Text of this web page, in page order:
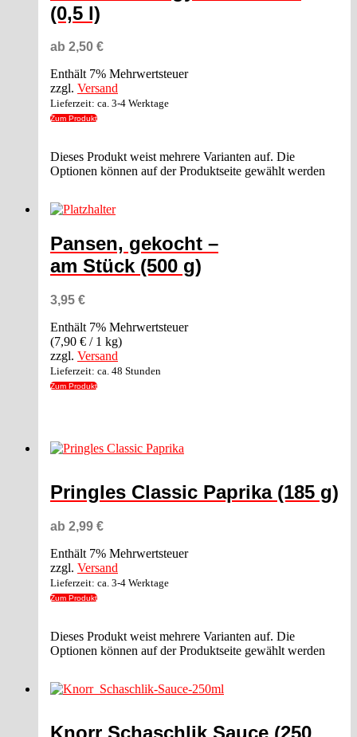
(0,5 l)
ab 2,50 €
Enthält 7% Mehrwertsteuer
zzgl. Versand
Lieferzeit: ca. 3-4 Werktage
Zum Produkt
Dieses Produkt weist mehrere Varianten auf. Die
Optionen können auf der Produktseite gewählt werden
Pansen, gekocht –
am Stück (500 g)
3,95 €
Enthält 7% Mehrwertsteuer
(7,90 € / 1 kg)
zzgl. Versand
Lieferzeit: ca. 48 Stunden
Zum Produkt
Pringles Classic Paprika (185 g)
ab 2,99 €
Enthält 7% Mehrwertsteuer
zzgl. Versand
Lieferzeit: ca. 3-4 Werktage
Zum Produkt
Dieses Produkt weist mehrere Varianten auf. Die
Optionen können auf der Produktseite gewählt werden
Knorr Schaschlik Sauce (250